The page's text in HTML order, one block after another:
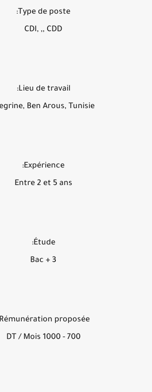
Type de poste:
CDI, ,, CDD
Lieu de travail:
Megrine, Ben Arous, Tunisie
Expérience:
Entre 2 et 5 ans
Étude:
Bac + 3
Rémunération proposée:
700 - 1000 DT / Mois